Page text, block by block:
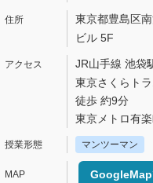
東京都豊島区
ビル 5F
JR山手線 池袋
東京さくらト
徒歩 約9分
東京メトロ有
マンツーマン
GoogleMap